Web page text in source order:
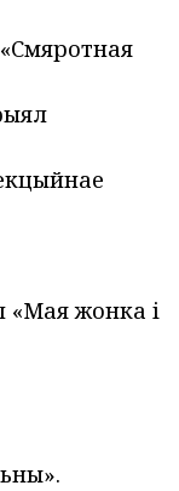
«Мая жонка і